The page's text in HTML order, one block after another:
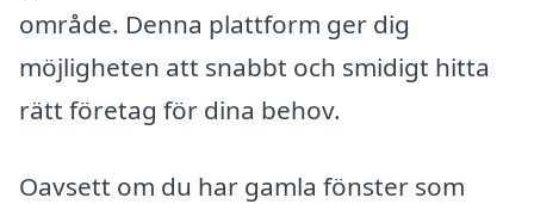
område. Denna plattform ger dig
möjligheten att snabbt och smidigt hitta
rätt företag för dina behov.
Oavsett om du har gamla fönster som